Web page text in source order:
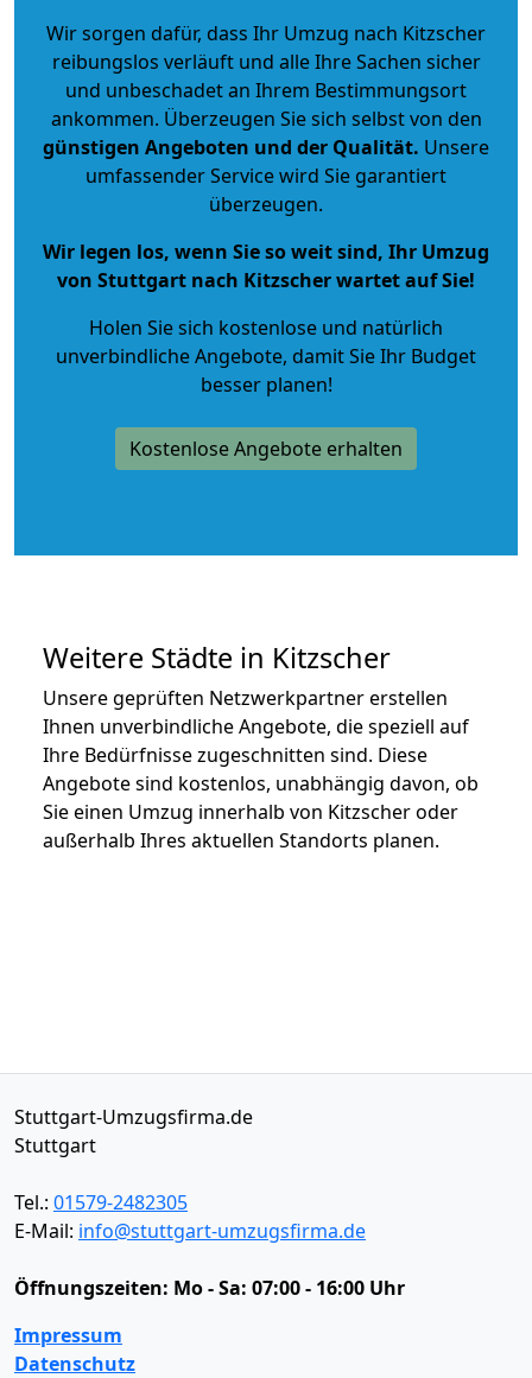
Wir sorgen dafür, dass Ihr Umzug nach Kitzscher
reibungslos verläuft und alle Ihre Sachen sicher
und unbeschadet an Ihrem Bestimmungsort
ankommen. Überzeugen Sie sich selbst von den
günstigen Angeboten und der Qualität. Unsere
umfassender Service wird Sie garantiert
überzeugen.
Wir legen los, wenn Sie so weit sind, Ihr Umzug
von Stuttgart nach Kitzscher wartet auf Sie!
Holen Sie sich kostenlose und natürlich
unverbindliche Angebote, damit Sie Ihr Budget
besser planen!
Kostenlose Angebote erhalten
Weitere Städte in Kitzscher
Unsere geprüften Netzwerkpartner erstellen
Ihnen unverbindliche Angebote, die speziell auf
Ihre Bedürfnisse zugeschnitten sind. Diese
Angebote sind kostenlos, unabhängig davon, ob
Sie einen Umzug innerhalb von Kitzscher oder
außerhalb Ihres aktuellen Standorts planen.
Stuttgart-Umzugsfirma.de
Stuttgart
Tel.: 01579-2482305
E-Mail: info@stuttgart-umzugsfirma.de
Öffnungszeiten: Mo - Sa: 07:00 - 16:00 Uhr
Impressum
Datenschutz